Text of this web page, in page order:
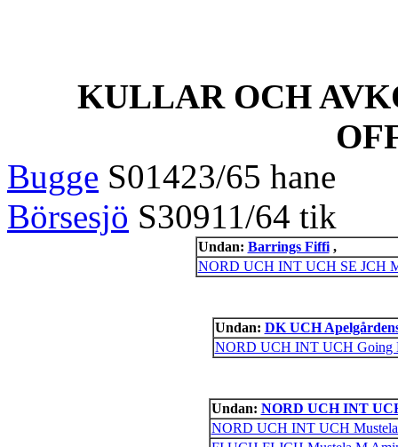
KULLAR OCH
Bugge S01423/65
Börsesjö S30911/64
Undan: Barrings Fiffi,
NORD UCH INT UCH SE JCH
Undan: DK UCH
NORD UCH INT UCH Going
Undan: NORD UCH INT
NORD UCH INT UCH